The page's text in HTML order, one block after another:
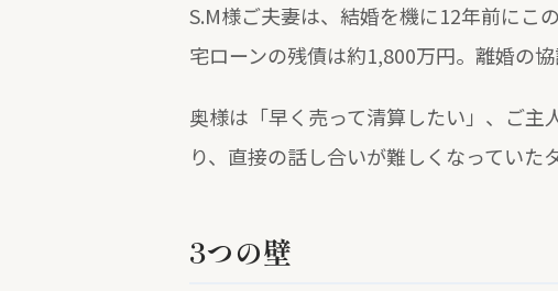
S.M様ご夫妻は、結婚を機に12年前にこ
宅ローンの残債は約1,800万円。離婚の協
奥様は「早く売って清算したい」、ご
り、直接の話し合いが難しくなっていた
3つの壁